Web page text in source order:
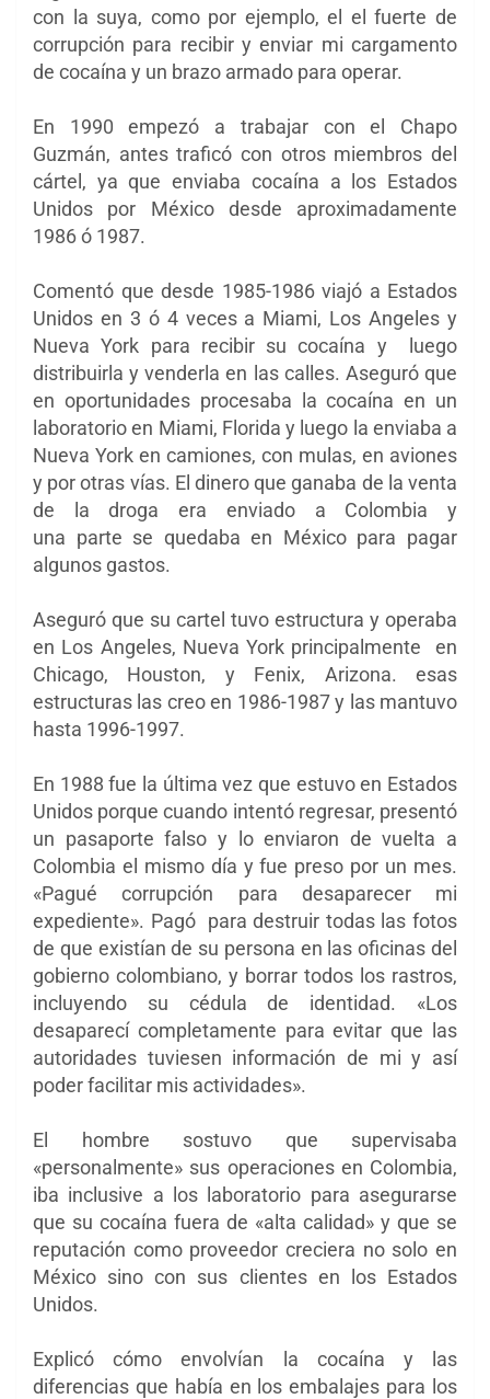
con la suya, como por ejemplo, el el fuerte de
corrupción para recibir y enviar mi cargamento
de cocaína y un brazo armado para operar.
En 1990 empezó a trabajar con el Chapo
Guzmán, antes traficó con otros miembros del
cártel, ya que enviaba cocaína a los Estados
Unidos por México desde aproximadamente
1986 ó 1987.
Comentó que desde 1985-1986 viajó a Estados
Unidos en 3 ó 4 veces a Miami, Los Angeles y
Nueva York para recibir su cocaína y luego
distribuirla y venderla en las calles. Aseguró que
en oportunidades procesaba la cocaína en un
laboratorio en Miami, Florida y luego la enviaba a
Nueva York en camiones, con mulas, en aviones
y por otras vías. El dinero que ganaba de la venta
de la droga era enviado a Colombia y
una parte se quedaba en México para pagar
algunos gastos.
Aseguró que su cartel tuvo estructura y operaba
en Los Angeles, Nueva York principalmente en
Chicago, Houston, y Fenix, Arizona. esas
estructuras las creo en 1986-1987 y las mantuvo
hasta 1996-1997.
En 1988 fue la última vez que estuvo en Estados
Unidos porque cuando intentó regresar, presentó
un pasaporte falso y lo enviaron de vuelta a
Colombia el mismo día y fue preso por un mes.
«Pagué corrupción para desaparecer mi
expediente». Pagó para destruir todas las fotos
de que existían de su persona en las oficinas del
gobierno colombiano, y borrar todos los rastros,
incluyendo su cédula de identidad. «Los
desaparecí completamente para evitar que las
autoridades tuviesen información de mi y así
poder facilitar mis actividades».
El hombre sostuvo que supervisaba
«personalmente» sus operaciones en Colombia,
iba inclusive a los laboratorio para asegurarse
que su cocaína fuera de «alta calidad» y que se
reputación como proveedor creciera no solo en
México sino con sus clientes en los Estados
Unidos.
Explicó cómo envolvían la cocaína y las
diferencias que había en los embalajes para los